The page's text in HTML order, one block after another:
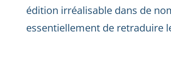
édition irréalisable dans de
essentiellement de retraduire